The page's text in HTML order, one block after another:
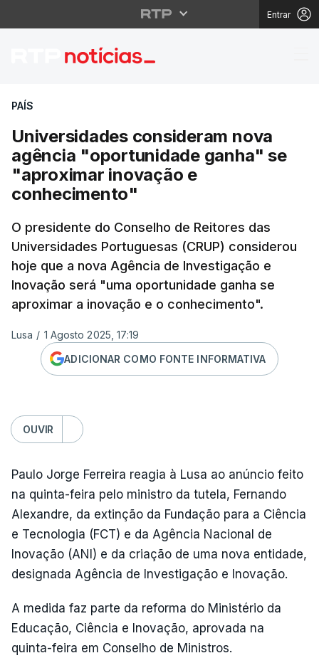
Entrar
Universidades
PAÍS
Universidades consideram nova
agência "oportunidade ganha" se
"aproximar inovação e
conhecimento"
O presidente do Conselho de Reitores das
Universidades Portuguesas (CRUP) considerou
hoje que a nova Agência de Investigação e
Inovação será "uma oportunidade ganha se
aproximar a inovação e o conhecimento".
Lusa / 1 Agosto 2025, 17:19
ADICIONAR COMO FONTE INFORMATIVA
OUVIR
Paulo Jorge Ferreira reagia à Lusa ao anúncio feito
na quinta-feira pelo ministro da tutela, Fernando
Alexandre, da extinção da Fundação para a Ciência
e Tecnologia (FCT) e da Agência Nacional de
Inovação (ANI) e da criação de uma nova entidade,
designada Agência de Investigação e Inovação.
A medida faz parte da reforma do Ministério da
Educação, Ciência e Inovação, aprovada na
quinta-feira em Conselho de Ministros.